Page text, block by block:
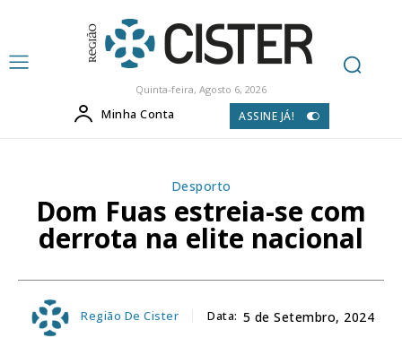
Quinta-feira, Agosto 6, 2026
Minha Conta ASSINE JÁ!
Desporto
Dom Fuas estreia-se com
derrota na elite nacional
Região De Cister Data: 5 de Setembro, 2024